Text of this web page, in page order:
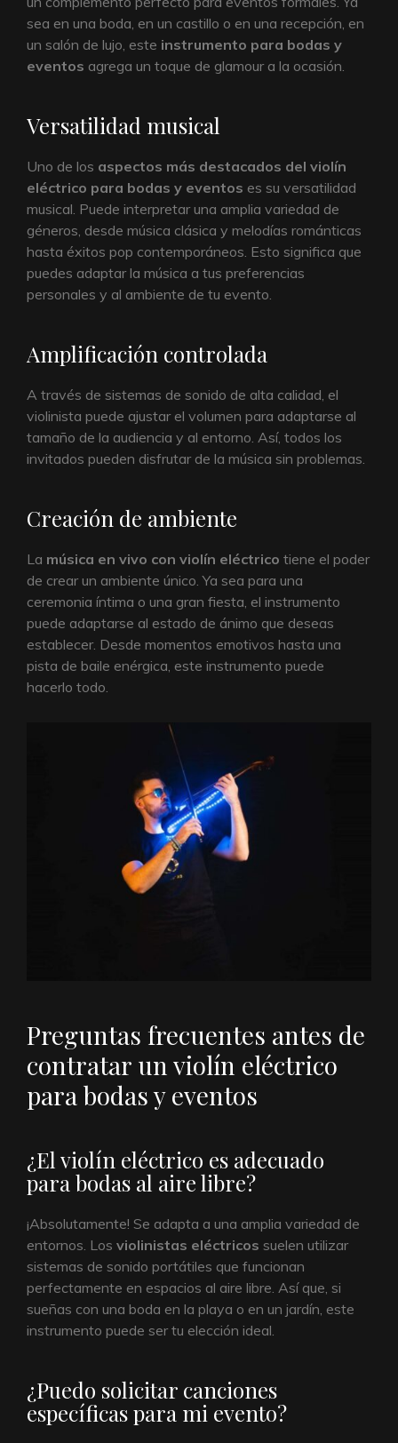
sea en una boda, en un castillo o en una recepción, en
un salón de lujo, este instrumento para bodas y
eventos agrega un toque de glamour a la ocasión.
Versatilidad musical
Uno de los aspectos más destacados del violín
eléctrico para bodas y eventos es su versatilidad
musical. Puede interpretar una amplia variedad de
géneros, desde música clásica y melodías románticas
hasta éxitos pop contemporáneos. Esto significa que
puedes adaptar la música a tus preferencias
personales y al ambiente de tu evento.
Amplificación controlada
A través de sistemas de sonido de alta calidad, el
violinista puede ajustar el volumen para adaptarse al
tamaño de la audiencia y al entorno. Así, todos los
invitados pueden disfrutar de la música sin problemas.
Creación de ambiente
La música en vivo con violín eléctrico tiene el poder
de crear un ambiente único. Ya sea para una
ceremonia íntima o una gran fiesta, el instrumento
puede adaptarse al estado de ánimo que deseas
establecer. Desde momentos emotivos hasta una
pista de baile enérgica, este instrumento puede
hacerlo todo.
Preguntas frecuentes antes de
contratar un violín eléctrico
para bodas y eventos
¿El violín eléctrico es adecuado
para bodas al aire libre?
¡Absolutamente! Se adapta a una amplia variedad de
entornos. Los violinistas eléctricos suelen utilizar
sistemas de sonido portátiles que funcionan
perfectamente en espacios al aire libre. Así que, si
sueñas con una boda en la playa o en un jardín, este
instrumento puede ser tu elección ideal.
¿Puedo solicitar canciones
específicas para mi evento?